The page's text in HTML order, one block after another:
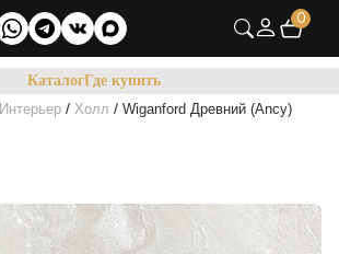
0
КаталогГде купить
Интерьер / Холл / Wiganford Древний (Ancy)